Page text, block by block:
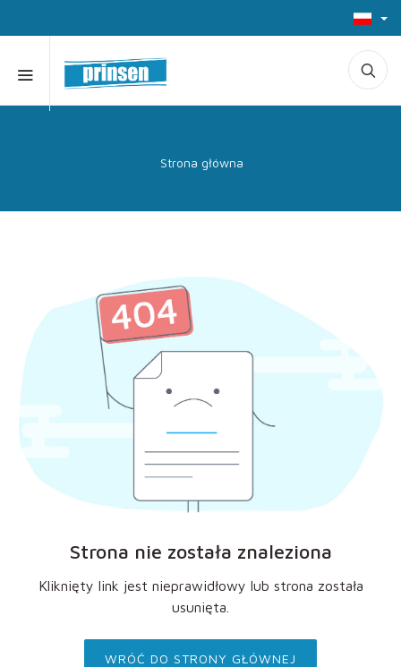
Strona główna
Strona nie została znaleziona
Kliknięty link jest nieprawidłowy lub strona została
usunięta.
WRÓĆ DO STRONY GŁÓWNEJ